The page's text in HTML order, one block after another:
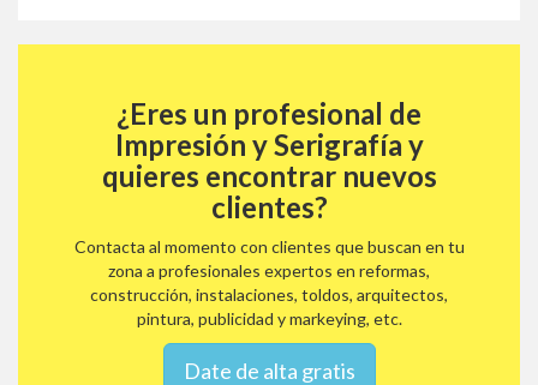
¿Eres un profesional de
Impresión y Serigrafía y
quieres encontrar nuevos
clientes?
Contacta al momento con clientes que buscan en tu
zona a profesionales expertos en reformas,
construcción, instalaciones, toldos, arquitectos,
pintura, publicidad y markeying, etc.
Date de alta gratis